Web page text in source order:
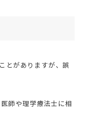
とがありますが、誤
師や理学療法士に相